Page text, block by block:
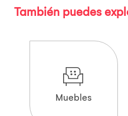
También puedes
Muebles